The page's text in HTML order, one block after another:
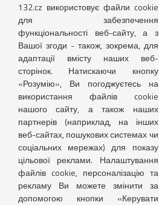
Наші послуги
ДЛЯ КОМПАНІЙ
Місцезнаходження компанії
ДЛЯ ОСІБ
Тимчасовий захист
Посилання
Контакт
Ціни
О компанії
Обробка персональних даних
132.cz використовує файли cookie
для забезпечення
функціональності веб-сайту, а з
Вашої згоди - також, зокрема, для
адаптації вмісту наших веб-
сторінок. Натискаючи кнопку
«Розумію», Ви погоджуєтесь на
використання файлів cookie
нашого сайту, а також наших
партнерів (наприклад, на інших
веб-сайтах, пошукових системах чи
соціальних мережах) для показу
цільової реклами. Налаштування
файлів cookie, персоналізацію та
рекламу Ви можете змінити за
допомогою кнопки «Керувати